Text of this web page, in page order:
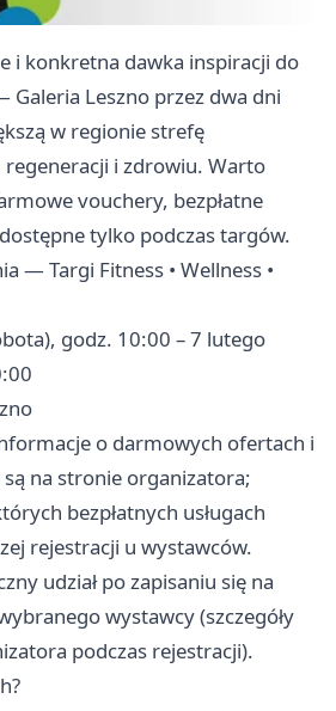
i konkretna dawka inspiracji do
Galeria Leszno przez dwa dni
w regionie strefę
i zdrowiu. Warto
vouchery, bezpłatne
tylko podczas targów.
— Targi Fitness • Wellness •
godz. 10:00 – 7 lutego
o darmowych ofertach i
na stronie organizatora;
bezpłatnych usługach
rejestracji u wystawców.
udział po zapisaniu się na
wystawcy (szczegóły
podczas rejestracji).